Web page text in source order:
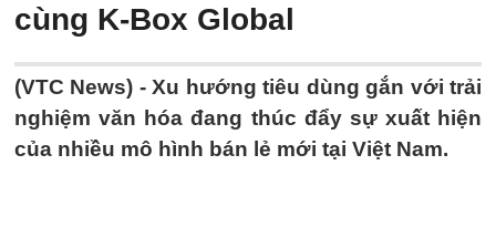
cùng K-Box Global
(VTC News) -Xu hướng tiêu dùng gắn với trải
nghiệm văn hóa đang thúc đẩy sự xuất hiện
của nhiều mô hình bán lẻ mới tại Việt Nam.